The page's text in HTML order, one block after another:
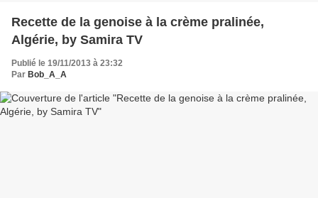
Recette de la genoise à la crème pralinée,
Algérie, by Samira TV
Publié le 19/11/2013 à 23:32
Par Bob_A_A